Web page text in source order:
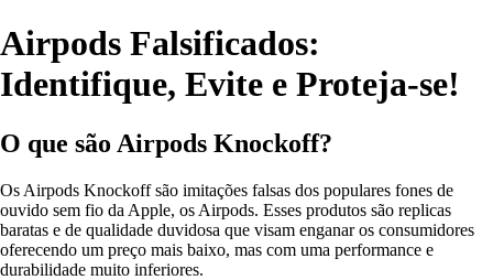
Airpods Falsificados:
Identifique, Evite e Proteja-se!
O que são Airpods Knockoff?
Os Airpods Knockoff são imitações falsas dos populares fones de
ouvido sem fio da Apple, os Airpods. Esses produtos são replicas
baratas e de qualidade duvidosa que visam enganar os consumidores
oferecendo um preço mais baixo, mas com uma performance e
durabilidade muito inferiores.